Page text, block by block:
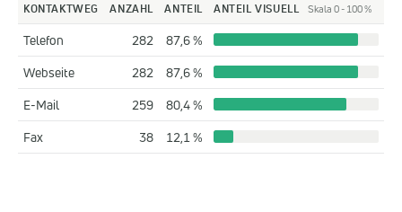
KONTAKTWEG ANZAHL ANTEIL ANTEIL VISUELL Skala 0 - 100 %
Telefon 282
87,6 %
Webseite
282
87,6 %
E-Mail
259
80,4 %
Fax
38 12,1 %